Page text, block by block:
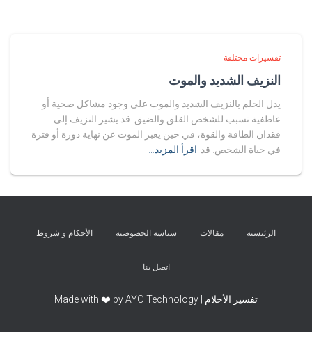
تفسيرات مختلفة
النزيف الشديد والموت
يدل الحلم بالنزيف الشديد والموت على وجود مشاكل صحية أو
عاطفية تسبب للشخص القلق والضيق. قد يشير النزيف إلى
فقدان الطاقة والقوة، في حين يعبر الموت عن نهاية دورة أو فترة
في حياة الشخص. قد اقرأ المزيد…
الرئيسية مقالات سياسة الخصوصية الأحكام و شروط
اتصل بنا
تفسير الأحلام | Made with ❤️ by AYO Technology